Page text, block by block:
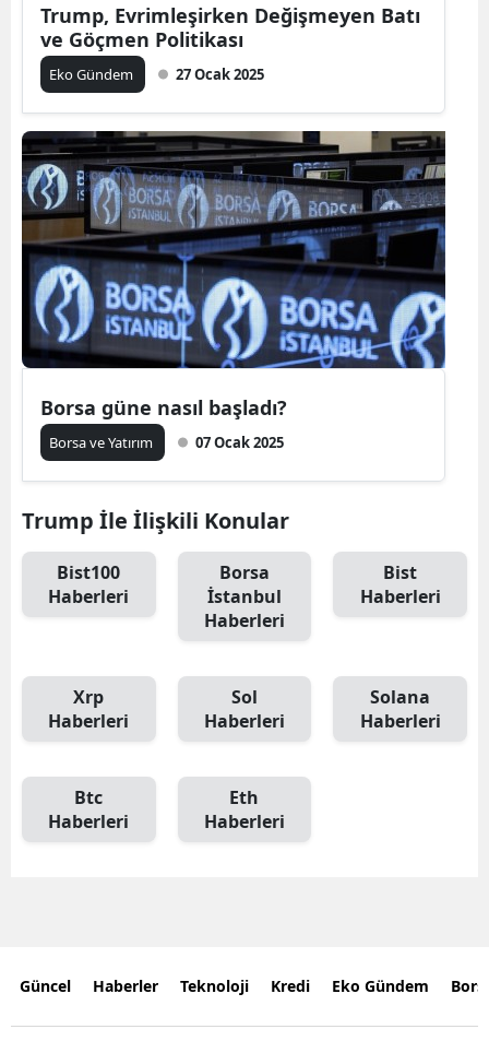
Trump, Evrimleşirken Değişmeyen Batı
ve Göçmen Politikası
Eko Gündem 27 Ocak 2025
Borsa güne nasıl başladı?
Borsa ve Yatırım 07 Ocak 2025
Trump İle İlişkili Konular
Bist100
Haberleri
Borsa
İstanbul
Haberleri
Bist
Haberleri
Xrp
Haberleri
Sol
Haberleri
Solana
Haberleri
Btc
Haberleri
Eth
Haberleri
Güncel Haberler Teknoloji Kredi Eko Gündem